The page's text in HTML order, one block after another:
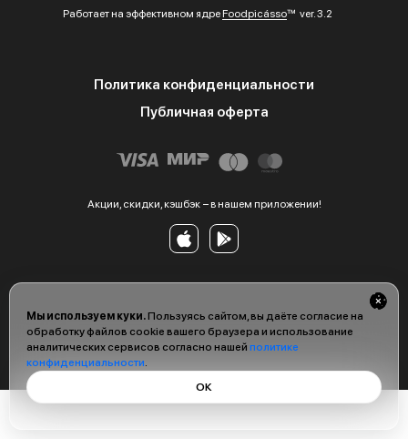
Мы используем куки.Пользуясь сайтом, вы даёте согласие на
обработку файлов cookie вашего браузера и использование
аналитических сервисов согласно нашей политике
конфиденциальности.
ОК
Работает на эффективном ядреFoodpicássover. 3.2
Политика конфиденциальности
Публичная оферта
Акции, скидки, кэшбэк − в нашем приложении!